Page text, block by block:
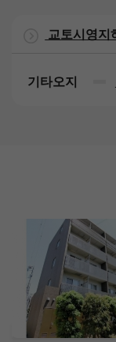
교토시영
기타오지